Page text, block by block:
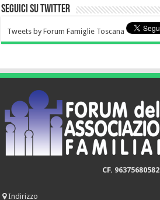
Seguici su Twitter
Tweets by Forum Famiglie Toscana
CF. 96375680582
Indirizzo